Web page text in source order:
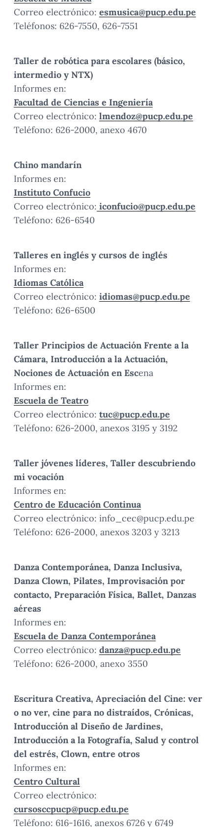
Correo electrónico: esmusica@pucp.edu.pe
Teléfonos: 626-7550, 626-7551
Taller de robótica para escolares (básico,
intermedio y NTX)
Informes en:
Facultad de Ciencias e Ingeniería
Correo electrónico: lmendoz@pucp.edu.pe
Teléfono: 626-2000, anexo 4670
Chino mandarín
Informes en:
Instituto Confucio
Correo electrónico: iconfucio@pucp.edu.pe
Teléfono: 626-6540
Talleres en inglés y cursos de inglés
Informes en:
Idiomas Católica
Correo electrónico: idiomas@pucp.edu.pe
Teléfono: 626-6500
Taller Principios de Actuación Frente a la
Cámara, Introducción a la Actuación,
Nociones de Actuación en Escena
Informes en:
Escuela de Teatro
Correo electrónico: tuc@pucp.edu.pe
Teléfono: 626-2000, anexos 3195 y 3192
Taller jóvenes líderes, Taller descubriendo
mi vocación
Informes en:
Centro de Educación Continua
Correo electrónico: info_cec@pucp.edu.pe
Teléfono: 626-2000, anexos 3203 y 3213
Danza Contemporánea, Danza Inclusiva,
Danza Clown, Pilates, Improvisación por
contacto, Preparación Física, Ballet, Danzas
aéreas
Informes en:
Escuela de Danza Contemporánea
Correo electrónico: danza@pucp.edu.pe
Teléfono: 626-2000, anexo 3550
Escritura Creativa, Apreciación del Cine: ver
o no ver, cine para no distraídos, Crónicas,
Introducción al Diseño de Jardines,
Introducción a la Fotografía, Salud y control
del estrés, Clown, entre otros
Informes en:
Centro Cultural
Correo electrónico:
cursosccpucp@pucp.edu.pe
Teléfono: 616-1616, anexos 6726 y 6749